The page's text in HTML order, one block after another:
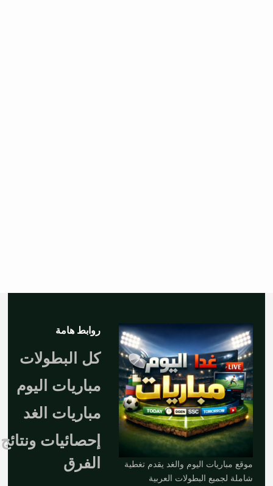
موقع مباريات اليوم والغد يقدم تغطية
شاملة لجميع البطولات العربية
روابط هامة
كل البطولات
مباريات اليوم
مباريات الغد
إحصائيات ونتائج
الفرق